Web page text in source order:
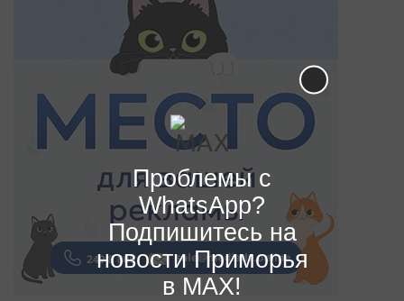
Проблемы с
WhatsApp?
Подпишитесь на
новости Приморья
в MAX!